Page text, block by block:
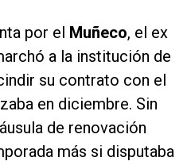
por el Muñeco, el ex
a la institución de
su contrato con el
en diciembre. Sin
de renovación
más si disputaba